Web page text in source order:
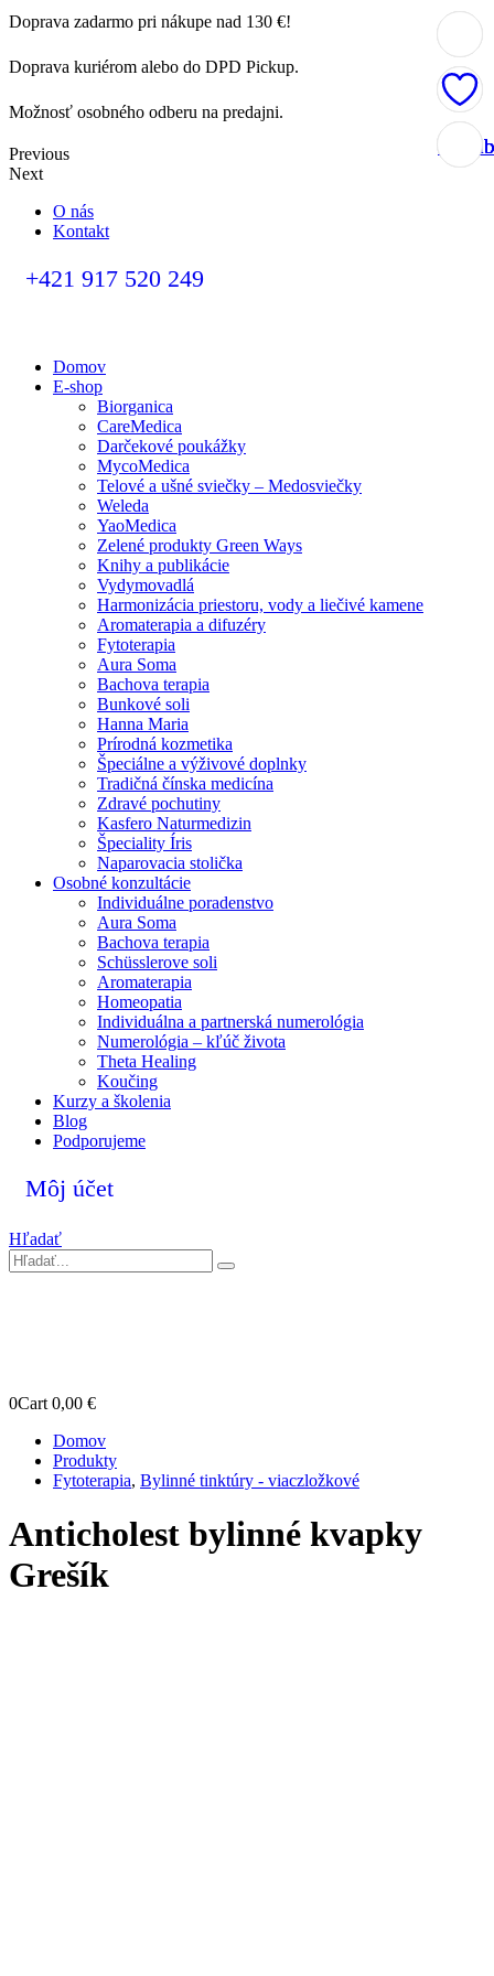
Doprava zadarmo pri nákupe nad 130 €!
Doprava kuriérom alebo do DPD Pickup.
Možnosť osobného odberu na predajni.
Previous
Next
O nás
Kontakt
+421 917 520 249
Domov
E-shop
Biorganica
CareMedica
Darčekové poukážky
MycoMedica
Telové a ušné sviečky – Medosviečky
Weleda
YaoMedica
Zelené produkty Green Ways
Knihy a publikácie
Vydymovadlá
Harmonizácia priestoru, vody a liečivé kamene
Aromaterapia a difuzéry
Fytoterapia
Aura Soma
Bachova terapia
Bunkové soli
Hanna Maria
Prírodná kozmetika
Špeciálne a výživové doplnky
Tradičná čínska medicína
Zdravé pochutiny
Kasfero Naturmedizin
Špeciality Íris
Naparovacia stolička
Osobné konzultácie
Individuálne poradenstvo
Aura Soma
Bachova terapia
Schüsslerove soli
Aromaterapia
Homeopatia
Individuálna a partnerská numerológia
Numerológia – kľúč života
Theta Healing
Koučing
Kurzy a školenia
Blog
Podporujeme
Môj účet
Hľadať
0Cart 0,00 €
Domov
Produkty
Fytoterapia, Bylinné tinktúry - viaczložkové
Anticholest bylinné kvapky
Grešík